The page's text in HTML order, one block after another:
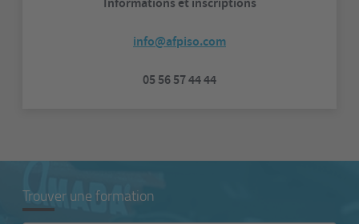
info@afpiso.com
05 56 57 44 44
Trouver une formation